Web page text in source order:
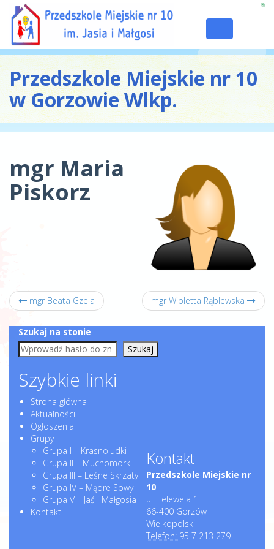
navigation
Przedszkole Miejskie nr 10
w Gorzowie Wlkp.
mgr Maria
Piskorz
mgr Beata Gzela mgr Wioletta Rąblewska
Szukaj na stonie
Szukaj
Szybkie linki
Strona główna
Aktualności
Ogłoszenia
Grupy
Grupa I – Krasnoludki
Grupa II – Muchomorki
Grupa III – Leśne Skrzaty
Grupa IV – Mądre Sowy
Grupa V – Jaś i Małgosia
Kontakt
Kontakt
Przedszkole Miejskie nr
10
ul. Lelewela 1
66-400 Gorzów
Wielkopolski
Telefon: 95 7 213 279